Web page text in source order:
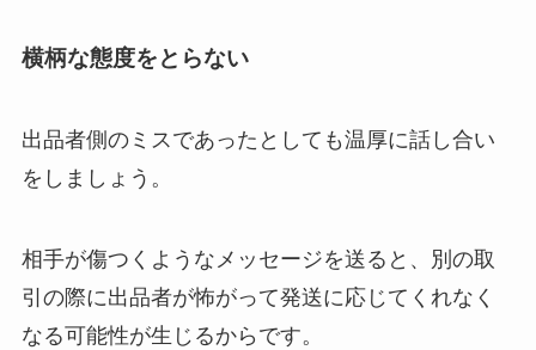
横柄な態度をとらない
出品者側のミスであったとしても温厚に話し合い
をしましょう。
相手が傷つくようなメッセージを送ると、別の取
引の際に出品者が怖がって発送に応じてくれなく
なる可能性が生じるからです。